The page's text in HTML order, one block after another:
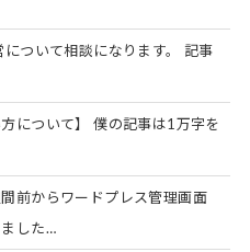
ついて相談になります。 記事
について】 僕の記事は1万字を
前からワードプレス管理画面
した…